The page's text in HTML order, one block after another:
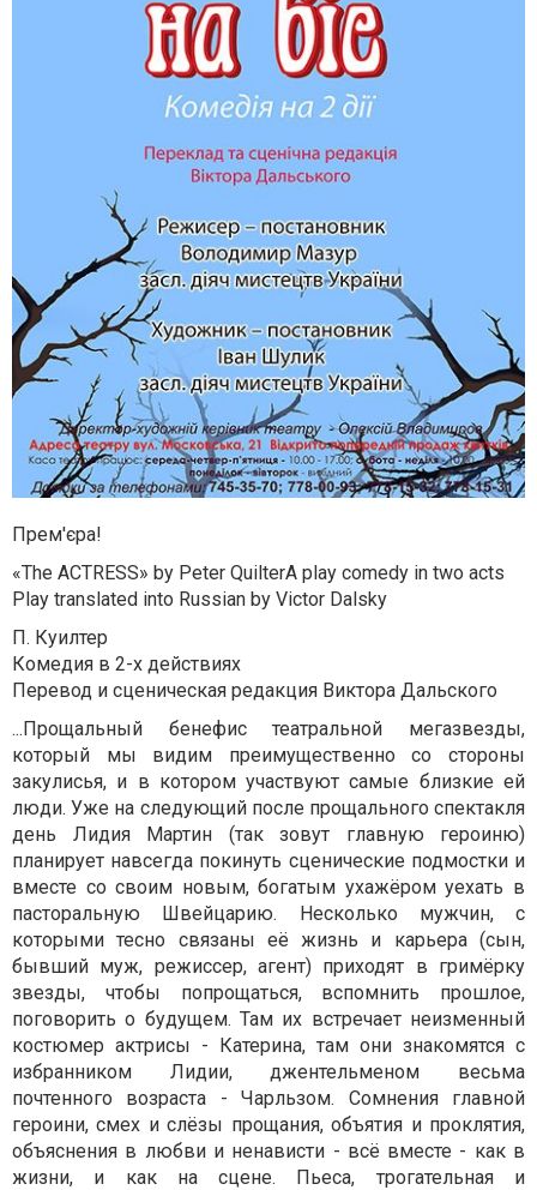
Прем'єра!
«The ACTRESS» by Peter QuilterA play comedy in two acts
Play translated into Russian by Victor Dalsky
П. Куилтер
Комедия в 2-х действиях
Перевод и сценическая редакция Виктора Дальского
...Прощальный бенефис театральной мегазвезды,
который мы видим преимущественно со стороны
закулисья, и в котором участвуют самые близкие ей
люди. Уже на следующий после прощального спектакля
день Лидия Мартин (так зовут главную героиню)
планирует навсегда покинуть сценические подмостки и
вместе со своим новым, богатым ухажёром уехать в
пасторальную Швейцарию. Несколько мужчин, с
которыми тесно связаны её жизнь и карьера (сын,
бывший муж, режиссер, агент) приходят в гримёрку
звезды, чтобы попрощаться, вспомнить прошлое,
поговорить о будущем. Там их встречает неизменный
костюмер актрисы - Катерина, там они знакомятся с
избранником Лидии, джентельменом весьма
почтенного возраста - Чарльзом. Сомнения главной
героини, смех и слёзы прощания, объятия и проклятия,
объяснения в любви и ненависти - всё вместе - как в
жизни, и как на сцене. Пьеса, трогательная и